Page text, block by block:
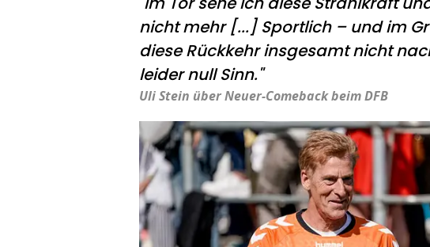
nicht mehr [...] Sportlich – und im
diese Rückkehr insgesamt nicht
leider null Sinn."
Uli Stein über Neuer-Comeback beim DFB